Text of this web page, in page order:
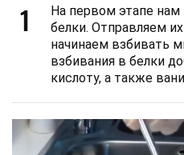
1
На первом этапе
белки. Отправляем
начинаем взбивать
взбивания в белки
кислоту, а также